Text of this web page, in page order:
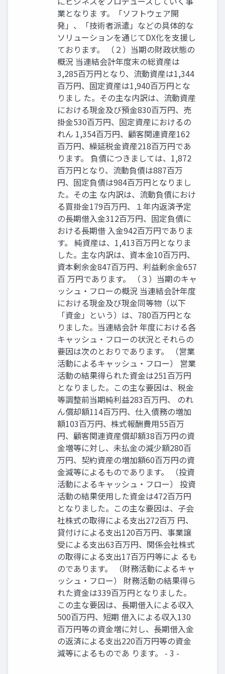
業となりま す。「ソフトウェア開
発」、「技術者派遣」などの具体的な
ソリューションを通じてDX化を支援し
ております。 （２）当期の財政状態の
概況 当連結会計年度末の総資産は
3,285百万円となり、流動資産は1,344
百万円、固定資産は1,940百万円とな
りまし た。その主な内訳は、流動資産
における現金及び預金830百万円、売
掛金530百万円、固定資産におけるの
れん 1,354百万円、顧客関連資産162
百万円、繰延税金資産218百万円であ
ります。 負債につきましては、1,872
百万円となり、流動負債は887百万
円、固定負債は984百万円となりまし
た。その主 な内訳は、流動負債におけ
る買掛金179百万円、１年内返済予定
の長期借入金312百万円、固定負債に
おける長期借 入金942百万円でありま
す。 純資産は、1,413百万円となりま
した。主な内訳は、資本金10百万円、
資本剰余金847百万円、利益剰余金657
百 万円であります。 （３）当期のキャ
ッシュ・フローの概況 当連結会計年度
における現金及び現金同等物（以下
「資金」という）は、780百万円とな
りました。当連結会計 年度における各
キャッシュ・フローの状況とそれらの
要因は次のとおりであります。 （営業
活動によるキャッシュ・フロー） 営業
活動の結果得られた資金は251百万円
となりました。この主な要因は、税金
等調整前当期純利益283百万円、 のれ
ん償却額114百万円、仕入債務の増加
額103百万円、株式報酬費用55百万
円、顧客関連資産償却額38百万円の資
金増等に対し、未払金の減少額280百
万円、契約資産の増加額60百万円の資
金減等によるものであります。 （投資
活動によるキャッシュ・フロー） 投資
活動の結果使用した資金は472百万円
となりました。この主な要因は、子会
社株式の取得による支出272百万 円、
貸付けによる支出120百万円、事業譲
受による支出63百万円、関係会社株式
の取得による支出17百万円等によ るも
のであります。 （財務活動によるキャ
ッシュ・フロー） 財務活動の結果得ら
れた資金は339百万円となりました。
この主な要因は、長期借入による収入
500百万円、短期 借入による収入130
百万円等の資金増に対し、長期借入金
の返済による支出220百万円等の資金
減等によるものであ ります。 - 3 -